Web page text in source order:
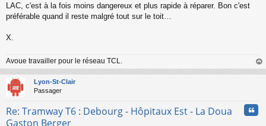
u
LAC, c'est à la fois moins dangereux et plus rapide à réparer. Bon c'est
préférable quand il reste malgré tout sur le toit…
X.
Avoue travailler pour le réseau TCL.
au
Lyon-St-Clair
Passager
Re: Tramway T6 : Debourg - Hôpitaux Est - La Doua
Gaston Berger